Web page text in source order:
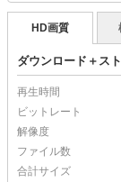
HD画質
ダウンロード＋ス
再生時間
ビットレート
解像度
ファイル数
合計サイズ